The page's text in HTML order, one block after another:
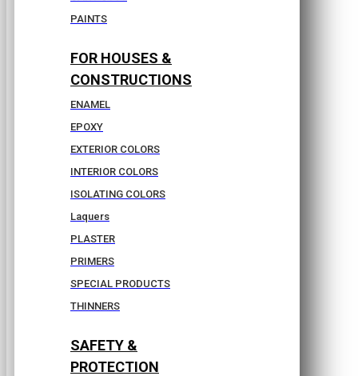
PAINTS
FOR HOUSES &
CONSTRUCTIONS
ENAMEL
EPOXY
EXTERIOR COLORS
INTERIOR COLORS
ISOLATING COLORS
Laquers
PLASTER
PRIMERS
SPECIAL PRODUCTS
THINNERS
SAFETY &
PROTECTION